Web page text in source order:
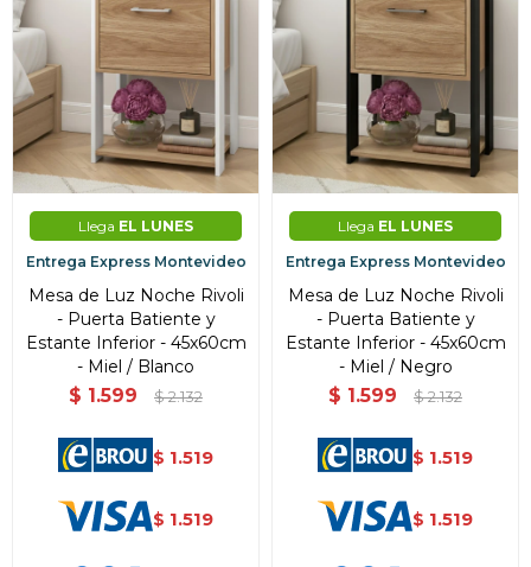
Llega EL LUNES
Entrega Express Montevideo
Mesa de Luz Noche Rivoli
- Puerta Batiente y
Estante Inferior - 45x60cm
- Miel / Blanco
$ 1.599 $ 2.132
$ 1.519
$ 1.519
Llega EL LUNES
Entrega Express Montevideo
Mesa de Luz Noche Rivoli
- Puerta Batiente y
Estante Inferior - 45x60cm
- Miel / Negro
$ 1.599 $ 2.132
$ 1.519
$ 1.519